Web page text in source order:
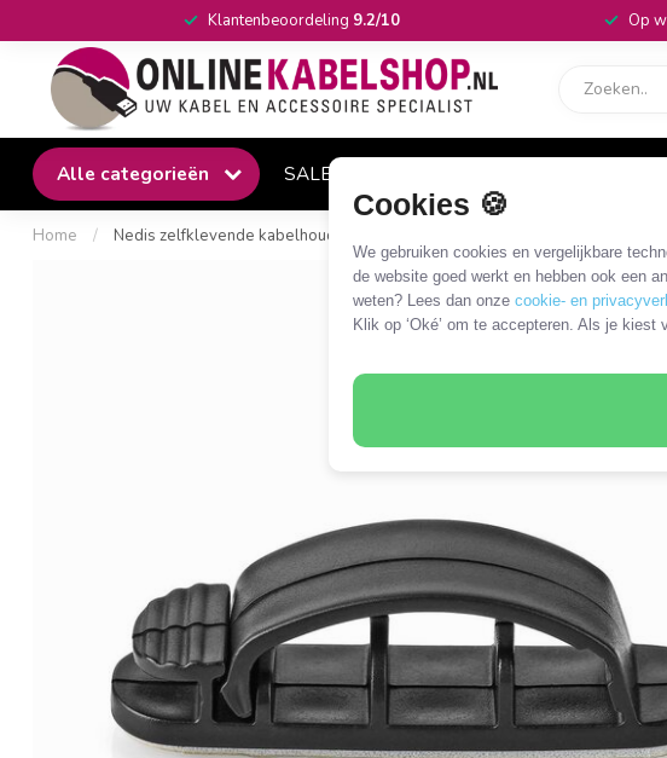
Cookies 🍪
We gebruiken cookies en vergelijkbare
de website goed werkt en hebben ook een
weten? Lees dan onze cookie- en
Klik op ‘Oké’ om te accepteren. Als je kiest
Klantenbeoordeling 9.2/10 Op
Alle categorieën SALE
Home / Nedis zelfklevende kabelhouders voor 3 kabels met vergrendeling - 3 stuks